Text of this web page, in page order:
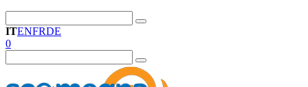
ITENFRDE
0